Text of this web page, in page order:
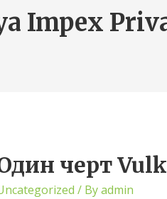
Impex
черт
/ Byadmin